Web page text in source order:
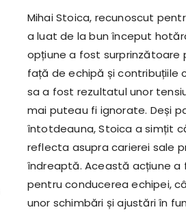
Mihai Stoica, recunoscut
a luat de la bun început
opțiune a fost surprinzătoare
față de echipă și contribuțiile
sa a fost rezultatul unor
mai puteau fi ignorate. Deși
întotdeauna, Stoica a simțit
reflecta asupra carierei sale
îndreaptă. Această acțiune
pentru conducerea echipei,
unor schimbări și ajustări în